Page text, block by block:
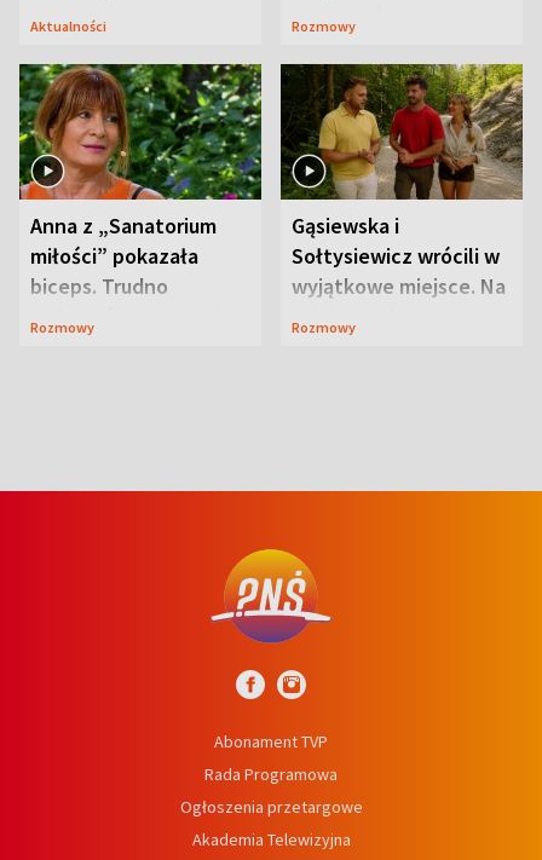
Aktualności
zapowiada
Rozmowy
Anna z „Sanatorium
miłości” pokazała
biceps. Trudno
uwierzyć, co przeszła
Rozmowy
Gąsiewska i
Sołtysiewicz wrócili w
wyjątkowe miejsce. Na
szlaku czekał
Rozmowy
Abonament TVP
Rada Programowa
Ogłoszenia przetargowe
Akademia Telewizyjna